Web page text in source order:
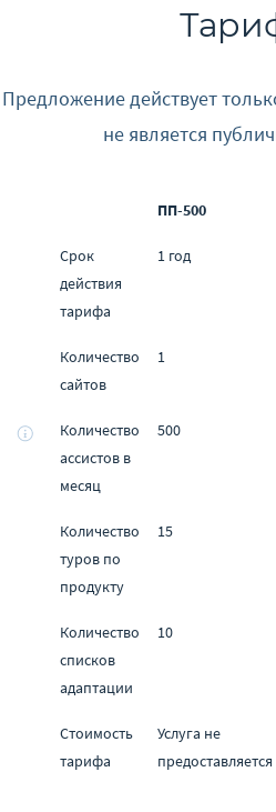
Предложение действует
не является
ПП-500
Срок
действия
тарифа
1 год
Количество
сайтов
1
Количество
ассистов в
месяц
500
Количество
туров по
продукту
15
Количество
списков
адаптации
10
Стоимость
тарифа
Услуга не
предоставляется